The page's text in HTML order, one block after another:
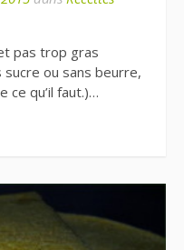
pas trop gras
sucre ou sans beurre,
ce qu’il faut.)…